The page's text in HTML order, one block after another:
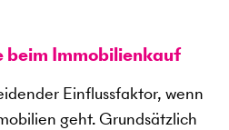
beim Immobilienkauf
Einflussfaktor, wenn
geht. Grundsätzlich